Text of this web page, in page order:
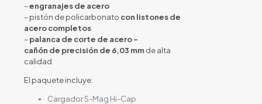
–engranajes de acero
– pistón de policarbonato con listones de
acero completos
–palanca de corte de acero –
cañón de precisión de 6,03 mmde alta
calidad
El paquete incluye:
Cargador S-Mag Hi-Cap